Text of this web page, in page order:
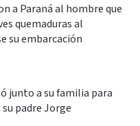
a Paraná al hombre que
quemaduras al
su embarcación
junto a su familia para
padre Jorge